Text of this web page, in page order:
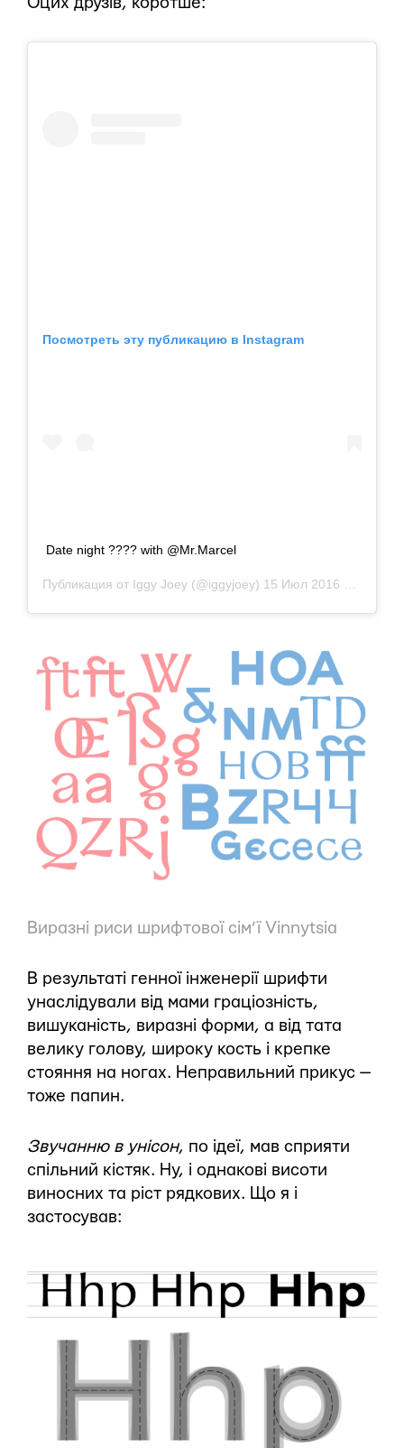
Посмотреть эту публикацию в Instagram
Date night ???? with @Mr.Marcel
Публикация от Iggy Joey (@iggyjoey) 15 Июл 2016 в 3:04 PDT
Виразні риси шрифтової сім’ї Vinnytsia
В результаті генної інженерії шрифти
унаслідували від мами граціозність,
вишуканість, виразні форми, а від тата
велику голову, широку кость і крепке
стояння на ногах. Неправильний прикус —
тоже папин.
Звучанню в унісон, по ідеї, мав сприяти
спільний кістяк. Ну, і однакові висоти
виносних та ріст рядкових. Що я і
застосував: